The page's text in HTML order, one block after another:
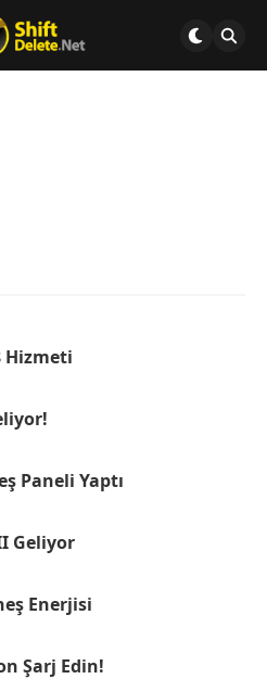
Hizmeti
Paneli Yaptı
Geliyor
Enerjisi
Şarj Edin!